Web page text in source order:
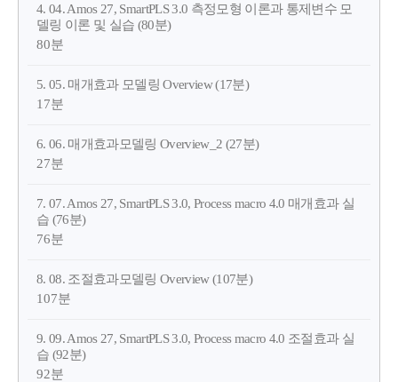
4. 04. Amos 27, SmartPLS 3.0 측정모형 이론과 통제변수 모
델링 이론 및 실습 (80분)
80분
5. 05. 매개효과 모델링 Overview (17분)
17분
6. 06. 매개효과모델링 Overview_2 (27분)
27분
7. 07. Amos 27, SmartPLS 3.0, Process macro 4.0 매개효과 실
습 (76분)
76분
8. 08. 조절효과모델링 Overview (107분)
107분
9. 09. Amos 27, SmartPLS 3.0, Process macro 4.0 조절효과 실
습 (92분)
92분